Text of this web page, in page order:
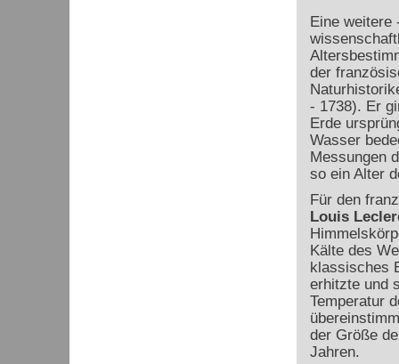
Eine weitere
der
- 1738). Er
Erde
Wasser
Messungen
so ein Alter
Für den
Louis
Kälte des
klassisches
erhitzte und
Temperatur
der Größe
Jahren.